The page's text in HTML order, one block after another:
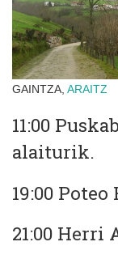
GAINTZA, ARAITZ
11:00
alaiturik.
19:00
21:00 Herri